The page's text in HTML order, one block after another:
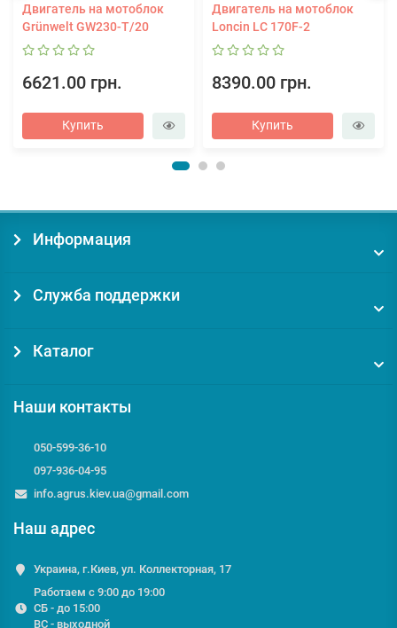
Двигатель на мотоблок
Grünwelt GW230-T/20
6621.00 грн.
Купить
Двигатель на мотоблок
Loncin LC 170F-2
8390.00 грн.
Купить
Информация
Служба поддержки
Каталог
Наши контакты
050-599-36-10
097-936-04-95
info.agrus.kiev.ua@gmail.com
Наш адрес
Украина, г.Киев, ул. Коллекторная, 17
Работаем с 9:00 до 19:00
СБ - до 15:00
ВС - выходной